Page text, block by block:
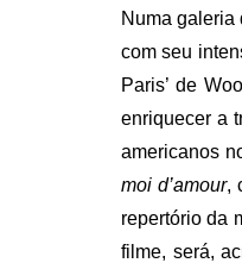
Numa galeria
com seu
Paris’ de
enriquecer a
americanos
moi d’amour,
repertório da
filme, será,